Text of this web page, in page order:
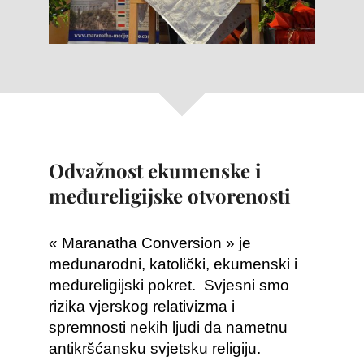
Odvažnost ekumenske i
međureligijske otvorenosti
« Maranatha Conversion » je
međunarodni, katolički, ekumenski i
međureligijski pokret. Svjesni smo
rizika vjerskog relativizma i
spremnosti nekih ljudi da nametnu
antikršćansku svjetsku religiju.